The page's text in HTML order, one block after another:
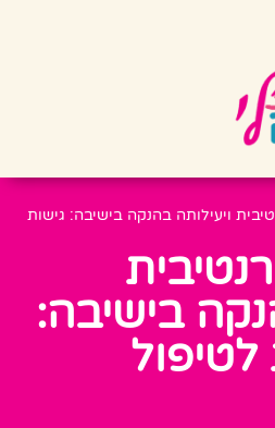
ויעילותה בהנקה בישיבה: גישות
בישיבה:
לטיפול